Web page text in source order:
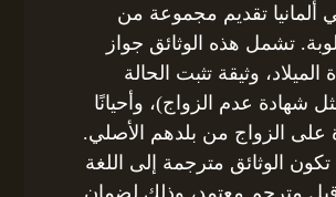
ألمانيا تقديم مجموعة من
تشمل هذه الوثائق جواز
وثيقة تثبت الحالة
شهادة عدم الزواج)، وأحيانًا
على الزواج من بلدهم الأصلي.
الوثائق مترجمة إلى اللغة
قبل مترجم معتمد، وذلك لضمان